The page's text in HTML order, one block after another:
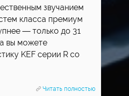
звучанием
класса премиум
— только до 31
вы можете
KEF серии R со
Читать полностью